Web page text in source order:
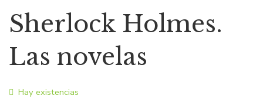
Sherlock Holmes.
Las novelas
Hay existencias